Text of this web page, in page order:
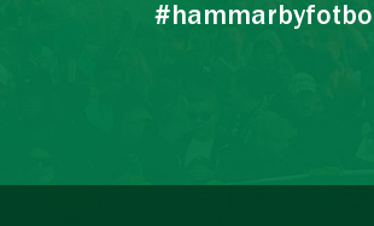
#hammarbyfotboll